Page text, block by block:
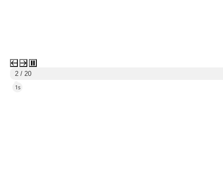
3 / 20
4s